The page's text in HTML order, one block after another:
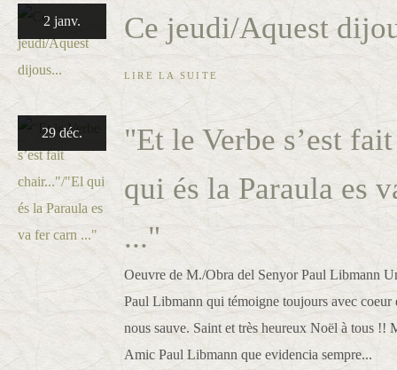
2 janv. Ce jeudi/Aquest
LIRE LA SUITE
29 déc.
"Et le Verbe s’est
qui és la Paraula es
..."
Oeuvre de M./Obra del Senyor Paul Libmann
Paul Libmann qui témoigne toujours avec
nous sauve. Saint et très heureux Noël à tous !!
Amic Paul Libmann que evidencia sempre...